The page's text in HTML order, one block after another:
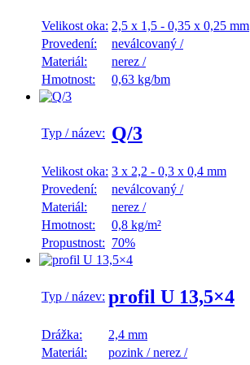
Velikost oka: 2,5 x 1,5 - 0,35 x 0,25 mm
Provedení:
neválcovaný /
Materiál:
nerez /
Hmotnost:
0,63 kg/bm
Typ / název: Q/3
Velikost oka: 3 x 2,2 - 0,3 x 0,4 mm
Provedení:
neválcovaný /
Materiál:
nerez /
Hmotnost:
0,8 kg/m²
Propustnost: 70%
Typ / název: profil U 13,5×4
Drážka:
2,4 mm
Materiál:
pozink /nerez /